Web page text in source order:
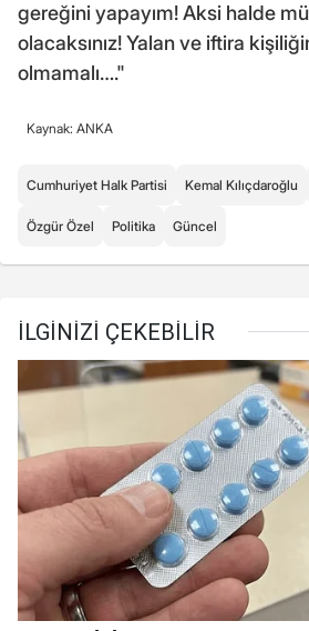
gereğini yapayım! Aksi halde
olacaksınız! Yalan ve iftira
olmamalı…."
Kaynak: ANKA
Cumhuriyet Halk Partisi Kemal Kılıçdaroğlu
Özgür Özel Politika Güncel